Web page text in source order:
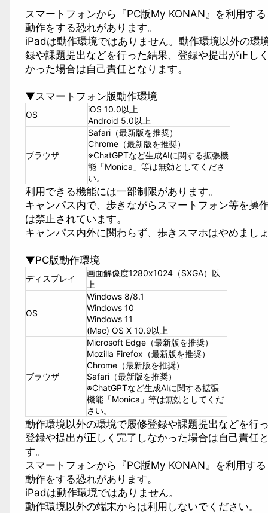
スマートフォンから『PC版My KONAN』を利用す
動作をする恐れがあります。
iPadは動作環境ではありません。動作環境以外の環
録や課題提出などを行った結果、登録や提出が正し
かった場合は自己責任となります。
▼スマートフォン版動作環境
OS
iOS 10.0以上
Android 5.0以上
ブラウザ
Safari（最新版を推奨）
Chrome（最新版を推奨）
※ChatGPTなど生成AIに関する拡張機
能「Monica」等は無効としてくださ
い。
利用できる機能には一部制限があります。
キャンパス内で、歩きながらスマートフォン等を操
は禁止されています。
キャンパス内外に関わらず、歩きスマホはやめまし
▼PC版動作環境
ディスプレイ
画面解像度1280x1024（SXGA）以
上
OS
Windows 8/8.1
Windows 10
Windows 11
(Mac) OS X 10.9以上
ブラウザ
Microsoft Edge（最新版を推奨）
Mozilla Firefox（最新版を推奨）
Chrome（最新版を推奨）
Safari（最新版を推奨）
※ChatGPTなど生成AIに関する拡張
機能「Monica」等は無効としてくだ
さい。
動作環境以外の環境で履修登録や課題提出などを行
登録や提出が正しく完了しなかった場合は自己責任
す。
スマートフォンから『PC版My KONAN』を利用す
動作をする恐れがあります。
iPadは動作環境ではありません。
動作環境以外の端末からは利用しないでください。